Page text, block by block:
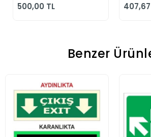
Klasik Ayakkabı
500,00 TL
Benzer